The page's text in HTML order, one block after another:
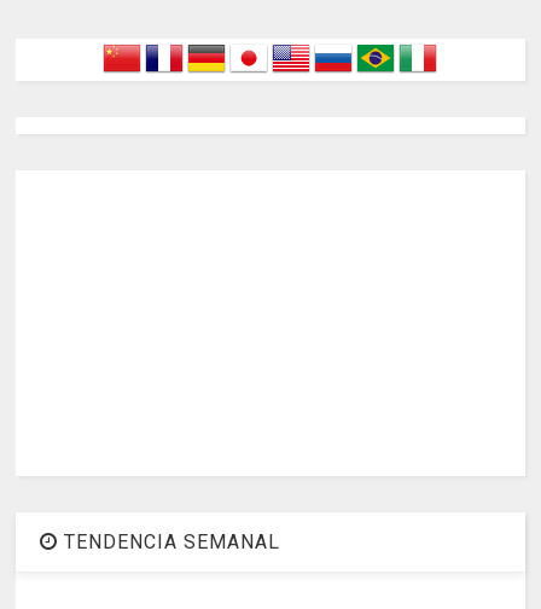
TENDENCIA SEMANAL